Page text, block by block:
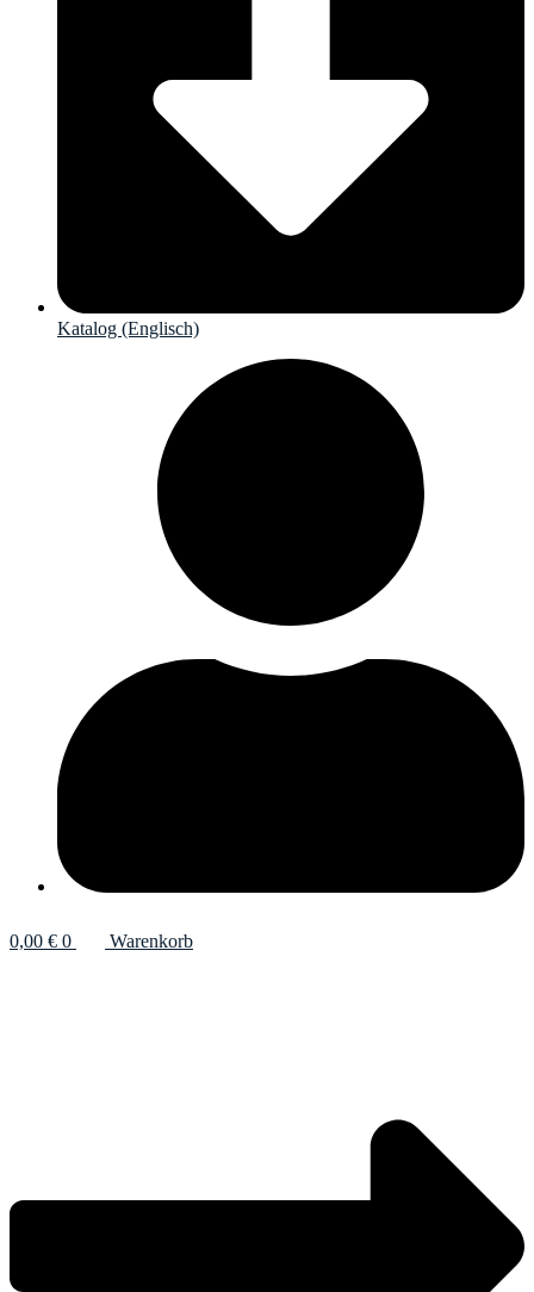
Katalog (Englisch)
0,00 € 0 Warenkorb